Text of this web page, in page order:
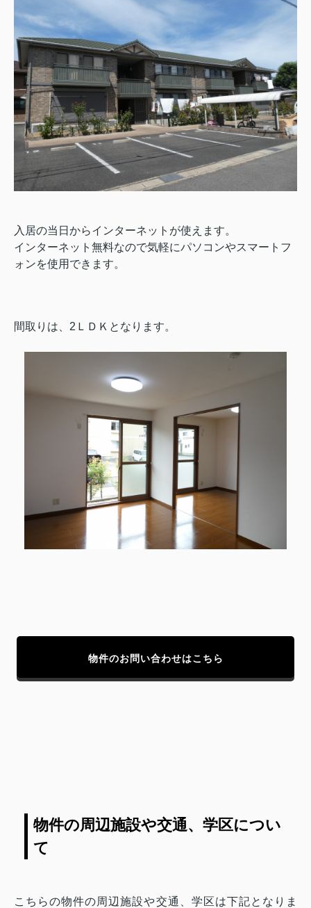
入居の当日からインターネットが使えます。
インターネット無料なので気軽にパソコンやスマートフ
ォンを使用できます。
間取りは、2ＬＤＫとなります。
物件のお問い合わせはこちら
物件の周辺施設や交通、学区につい
て
こちらの物件の周辺施設や交通、学区は下記となりま